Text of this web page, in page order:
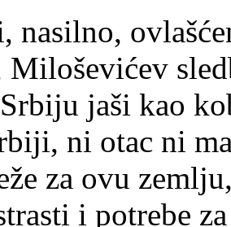
nasilno,
Miloševićev
jaši kao
ni otac ni
za ovu
i potrebe